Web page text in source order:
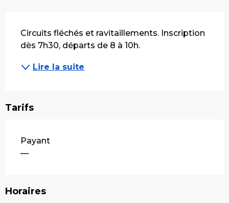
Circuits fléchés et ravitaillements. Inscription
dès 7h30, départs de 8 à 10h.
Lire la suite
Tarifs
Payant
—
Horaires